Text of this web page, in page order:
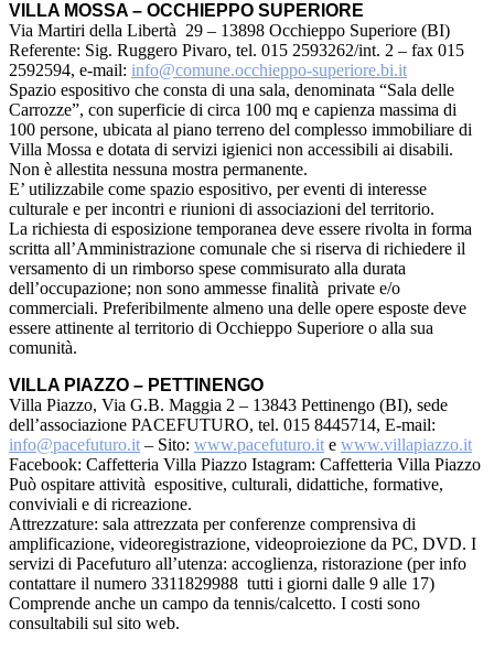
VILLA MOSSA – OCCHIEPPO SUPERIORE
Via Martiri della Libertà 29 – 13898 Occhieppo Superiore (BI)
Referente: Sig. Ruggero Pivaro, tel. 015 2593262/int. 2 – fax 015
2592594, e-mail: info@comune.occhieppo-superiore.bi.it
Spazio espositivo che consta di una sala, denominata “Sala delle
Carrozze”, con superficie di circa 100 mq e capienza massima di
100 persone, ubicata al piano terreno del complesso immobiliare di
Villa Mossa e dotata di servizi igienici non accessibili ai disabili.
Non è allestita nessuna mostra permanente.
E’ utilizzabile come spazio espositivo, per eventi di interesse
culturale e per incontri e riunioni di associazioni del territorio.
La richiesta di esposizione temporanea deve essere rivolta in forma
scritta all’Amministrazione comunale che si riserva di richiedere il
versamento di un rimborso spese commisurato alla durata
dell’occupazione; non sono ammesse finalità private e/o
commerciali. Preferibilmente almeno una delle opere esposte deve
essere attinente al territorio di Occhieppo Superiore o alla sua
comunità.
VILLA PIAZZO – PETTINENGO
Villa Piazzo, Via G.B. Maggia 2 – 13843 Pettinengo (BI), sede
dell’associazione PACEFUTURO, tel. 015 8445714, E-mail:
info@pacefuturo.it – Sito: www.pacefuturo.it e www.villapiazzo.it
Facebook: Caffetteria Villa Piazzo Istagram: Caffetteria Villa Piazzo
Può ospitare attività espositive, culturali, didattiche, formative,
conviviali e di ricreazione.
Attrezzature: sala attrezzata per conferenze comprensiva di
amplificazione, videoregistrazione, videoproiezione da PC, DVD. I
servizi di Pacefuturo all’utenza: accoglienza, ristorazione (per info
contattare il numero 3311829988 tutti i giorni dalle 9 alle 17)
Comprende anche un campo da tennis/calcetto. I costi sono
consultabili sul sito web.